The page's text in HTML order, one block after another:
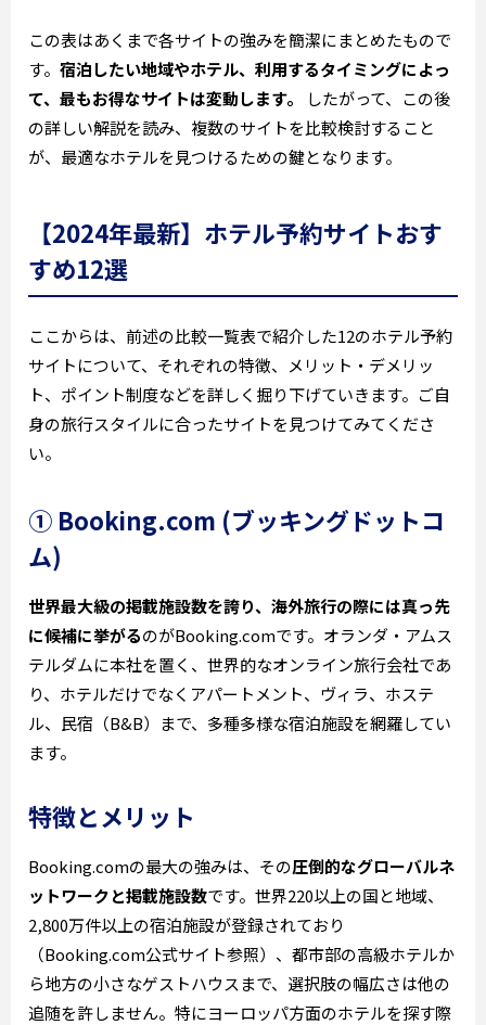
この表はあくまで各サイトの強みを簡潔にまとめたもので
す。 宿泊したい地域やホテル、利用するタイミングによっ
て、最もお得なサイトは変動します。
したがって、この後
の詳しい解説を読み、複数のサイトを比較検討すること
が、最適なホテルを見つけるための鍵となります。
【2024年最新】ホテル予約サイトおす
すめ12選
ここからは、前述の比較一覧表で紹介した12のホテル予約
サイトについて、それぞれの特徴、メリット・デメリッ
ト、ポイント制度などを詳しく掘り下げていきます。ご自
身の旅行スタイルに合ったサイトを見つけてみてくださ
い。
① Booking.com (ブッキングドットコ
ム)
世界最大級の掲載施設数を誇り、海外旅行の際には真っ先
に候補に挙がるのがBooking.comです。オランダ・アムス
テルダムに本社を置く、世界的なオンライン旅行会社であ
り、ホテルだけでなくアパートメント、ヴィラ、ホステ
ル、民宿（B&B）まで、多種多様な宿泊施設を網羅してい
ます。
特徴とメリット
Booking.comの最大の強みは、その圧倒的なグローバルネ
ットワークと掲載施設数です。世界220以上の国と地域、
2,800万件以上の宿泊施設が登録されており
（Booking.com公式サイト参照）、都市部の高級ホテルか
ら地方の小さなゲストハウスまで、選択肢の幅広さは他の
追随を許しません。特にヨーロッパ方面のホテルを探す際